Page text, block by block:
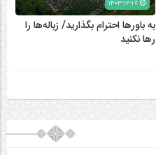
به باورها احترام بگذارید/ زباله‌ها را
رها نکنید